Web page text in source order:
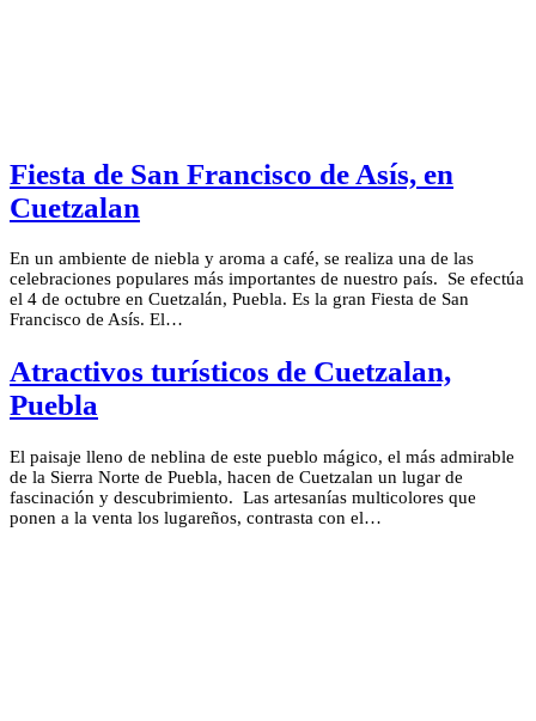
Fiesta de San Francisco de Asís, en
Cuetzalan
En un ambiente de niebla y aroma a café, se realiza una de las
celebraciones populares más importantes de nuestro país. Se efectúa
el 4 de octubre en Cuetzalán, Puebla. Es la gran Fiesta de San
Francisco de Asís. El…
Atractivos turísticos de Cuetzalan,
Puebla
El paisaje lleno de neblina de este pueblo mágico, el más admirable
de la Sierra Norte de Puebla, hacen de Cuetzalan un lugar de
fascinación y descubrimiento. Las artesanías multicolores que
ponen a la venta los lugareños, contrasta con el…